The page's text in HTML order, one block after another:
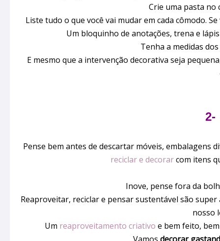
Crie uma pasta
Liste tudo o que você vai mudar em cada cômodo.
Um bloquinho de anotações, trena e
Tenha a medidas
E mesmo que a intervenção decorativa seja
2-
Pense bem antes de descartar móveis, embalagens
reciclar e decorarcom itens
Inove, pense fora da
Reaproveitar, reciclar e pensar sustentável são
nosso
Um reaproveitamento criativo e bem feito,